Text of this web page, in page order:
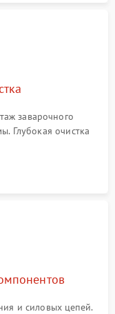
заварочного
Глубокая очистка
жмыха и накипи.
с использованием
и силовых цепей.